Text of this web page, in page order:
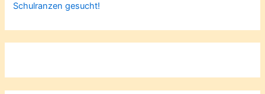
Schulranzen gesucht!